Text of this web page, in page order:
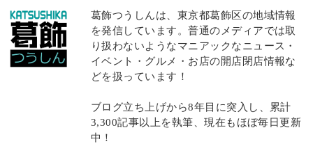
葛飾つうしんは、東京都葛飾区の地域情報
を発信しています。普通のメディアでは取
り扱わないようなマニアックなニュース・
イベント・グルメ・お店の開店閉店情報な
どを扱っています！
ブログ立ち上げから8年目に突入し、累計
3,300記事以上を執筆、現在もほぼ毎日更新
中！